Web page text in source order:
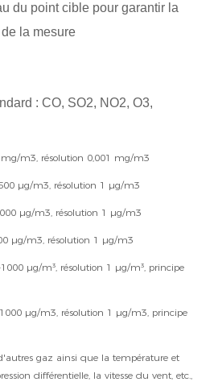
du point cible pour garantir la
la mesure
: CO, SO2, NO2, O3,
m3, résolution 0,001 mg/m3
µg/m3, résolution 1 µg/m3
µg/m3, résolution 1 µg/m3
µg/m3, résolution 1 µg/m3
µg/m³, résolution 1 µg/m³, principe
µg/m3, résolution 1 µg/m3, principe
gaz ainsi que la température et
différentielle, la vitesse du vent, etc.,